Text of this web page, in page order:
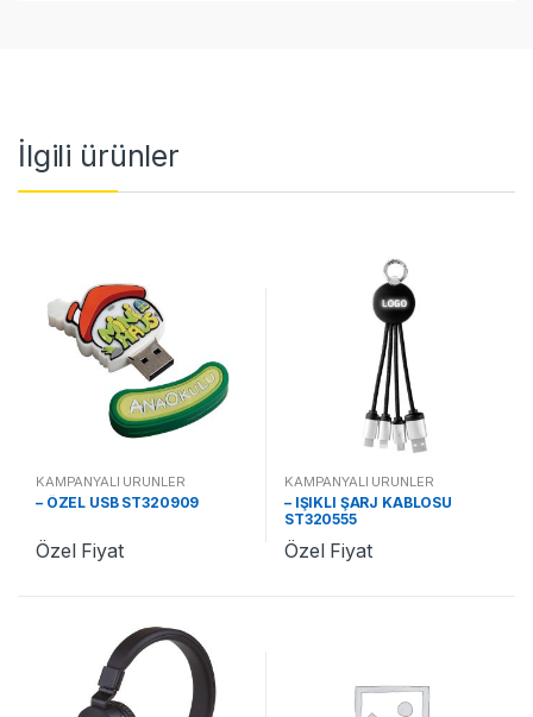
İlgili ürünler
KAMPANYALI ÜRÜNLER
– ÖZEL USB ST320909
Özel Fiyat
KAMPANYALI ÜRÜNLER
– IŞIKLI ŞARJ KABLOSU
ST320555
Özel Fiyat